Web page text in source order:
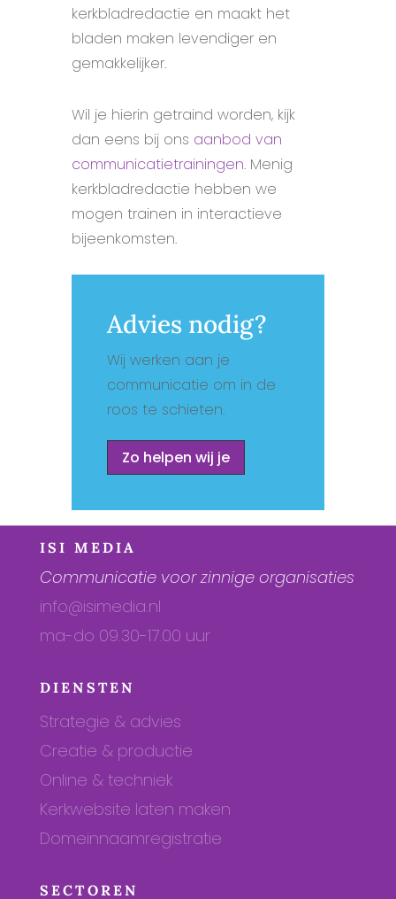
kerkbladredactie en maakt het
bladen maken levendiger en
gemakkelijker.
Wil je hierin getraind worden, kijk
dan eens bij ons aanbod van
communicatietrainingen. Menig
kerkbladredactie hebben we
mogen trainen in interactieve
bijeenkomsten.
Advies nodig?
Wij werken aan je
communicatie om in de
roos te schieten.
Zo helpen wij je
ISI MEDIA
Communicatie voor zinnige organisaties
info@isimedia.nl
ma-do 09.30-17.00 uur
DIENSTEN
Strategie & advies
Creatie & productie
Online & techniek
Kerkwebsite laten maken
Domeinnaamregistratie
SECTOREN